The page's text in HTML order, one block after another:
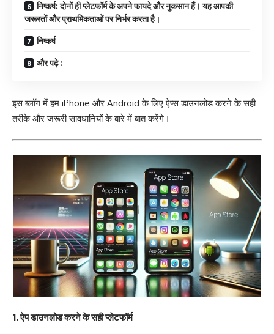
निष्कर्ष: दोनों ही प्लेटफॉर्म के अपने फायदे और नुकसान हैं। यह आपकी
जरूरतों और प्राथमिकताओं पर निर्भर करता है।
निष्कर्ष
और पढ़े :
इस ब्लॉग में हम iPhone और Android के लिए ऐप्स डाउनलोड करने के सही
तरीके और जरूरी सावधानियों के बारे में बात करेंगे।
1. ऐप डाउनलोड करने के सही प्लेटफॉर्म